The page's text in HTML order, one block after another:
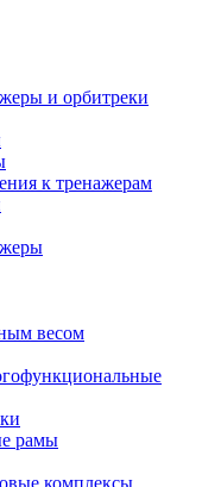
и орбитреки
к тренажерам
весом
рамы
комплексы